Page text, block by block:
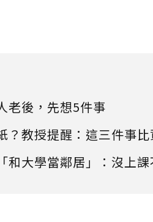
老後，先想5件事
？教授提醒：這三件事比
和大學當鄰居」：沒上